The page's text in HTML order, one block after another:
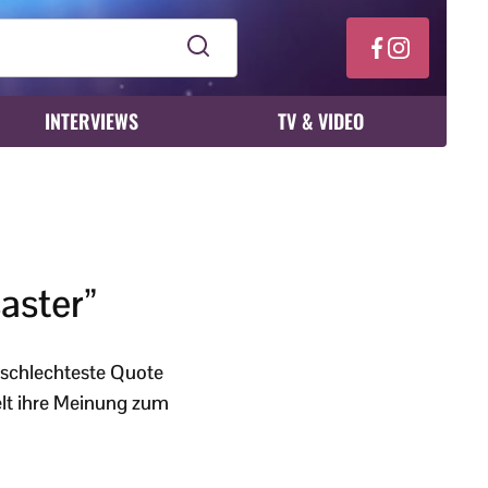
INTERVIEWS TV & VIDEO
Quote
ihre Meinung zum